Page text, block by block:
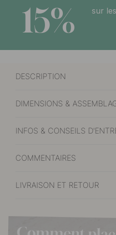
15%
sur
DESCRIPTION
DIMENSIONS &
INFOS & CONSEILS
COMMENTAIRES
LIVRAISON ET RETOUR